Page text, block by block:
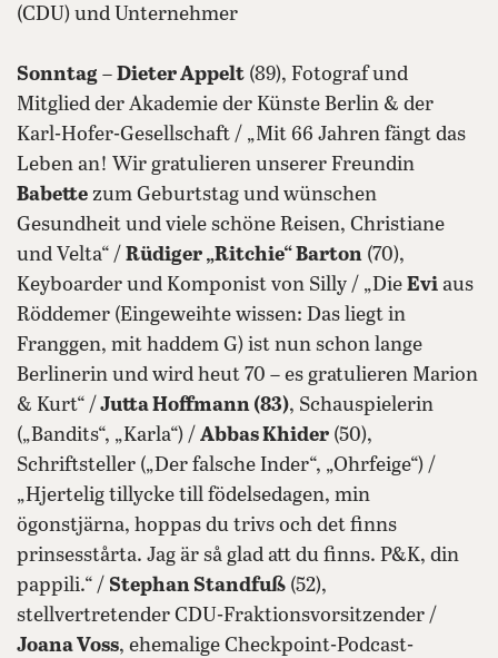
(CDU) und Unternehmer
Sonntag – Dieter Appelt (89), Fotograf und
Mitglied der Akademie der Künste Berlin & der
Karl-Hofer-Gesellschaft / „Mit 66 Jahren fängt das
Leben an! Wir gratulieren unserer Freundin
Babette zum Geburtstag und wünschen
Gesundheit und viele schöne Reisen, Christiane
und Velta“ / Rüdiger „Ritchie“ Barton (70),
Keyboarder und Komponist von Silly / „Die Evi aus
Röddemer (Eingeweihte wissen: Das liegt in
Franggen, mit haddem G) ist nun schon lange
Berlinerin und wird heut 70 – es gratulieren Marion
& Kurt“ / Jutta Hoffmann (83), Schauspielerin
(„Bandits“, „Karla“) / Abbas Khider (50),
Schriftsteller („Der falsche Inder“, „Ohrfeige“) /
„Hjertelig tillycke till födelsedagen, min
ögonstjärna, hoppas du trivs och det finns
prinsesstårta. Jag är så glad att du finns. P&K, din
pappili.“ / Stephan Standfuß (52),
stellvertretender CDU-Fraktionsvorsitzender /
Joana Voss, ehemalige Checkpoint-Podcast-